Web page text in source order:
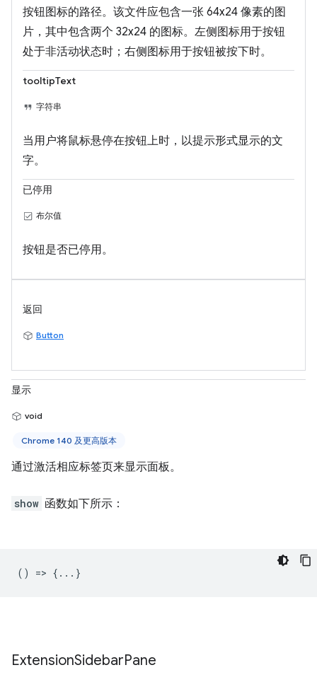
按钮图标的路径。该文件应包含一张 64x24 像素的图
片，其中包含两个 32x24 的图标。左侧图标用于按钮
处于非活动状态时；右侧图标用于按钮被按下时。
tooltipText
字符串
当用户将鼠标悬停在按钮上时，以提示形式显示的文
字。
已停用
布尔值
按钮是否已停用。
返回
Button
显示
void
Chrome 140 及更高版本
通过激活相应标签页来显示面板。
show 函数如下所示：
() => {...}
ExtensionSidebarPane